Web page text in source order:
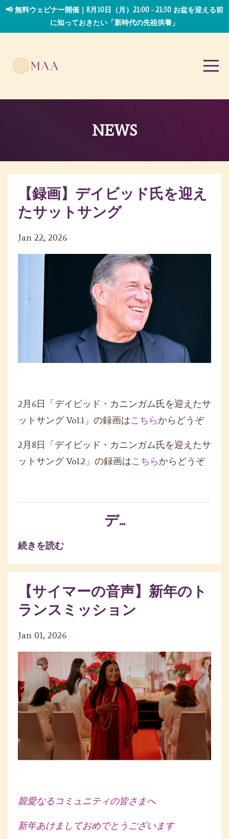
📢 無料ウェビナー開催｜8月10日（月）21:00 - 21:30 お盆を迎える前
に知っておきたい「新時代の先祖供養」
NEWS
【録画】デイビッド氏を迎え
たサットサング
Jan 22, 2026
2月6日「デイビッド・カニンガム氏を迎えたサ
ットサング Vol.1」の録画はこちらからどうぞ
2月8日「デイビッド・カニンガム氏を迎えたサ
ットサング Vol.2」の録画はこちらからどうぞ
デ...
続きを読む
【サイマーの音声】新年のト
ランスミッション
Jan 01, 2026
親愛なるコミュニティの皆さまへ
新年あけましておめでとうございます